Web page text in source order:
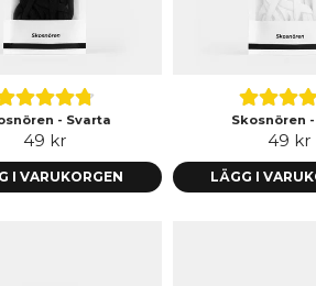
- Svarta
49 kr
I VARUKORGEN
Skosnören
49 kr
LÄGG I